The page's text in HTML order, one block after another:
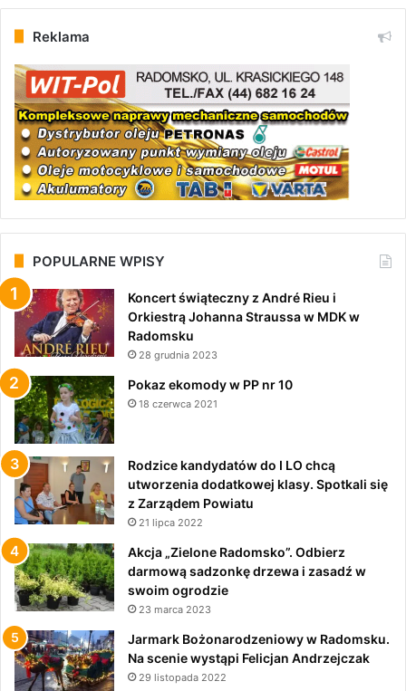
Reklama
POPULARNE WPISY
Koncert świąteczny z André Rieu i
Orkiestrą Johanna Straussa w MDK w
Radomsku
28 grudnia 2023
Pokaz ekomody w PP nr 10
18 czerwca 2021
Rodzice kandydatów do I LO chcą
utworzenia dodatkowej klasy. Spotkali się
z Zarządem Powiatu
21 lipca 2022
Akcja „Zielone Radomsko”. Odbierz
darmową sadzonkę drzewa i zasadź w
swoim ogrodzie
23 marca 2023
Jarmark Bożonarodzeniowy w Radomsku.
Na scenie wystąpi Felicjan Andrzejczak
29 listopada 2022